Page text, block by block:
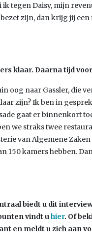
tegen Daisy, mijn
zijn, dan krijg jij een
klaar. Daarna tijd
oog naar Gassler, die
zijn? Ik ben in
gaat er binnenkort
we straks twee
van Algemene
150 kamers hebben.
biedt u dit
vindt u hier. Of
en meldt u zich aan